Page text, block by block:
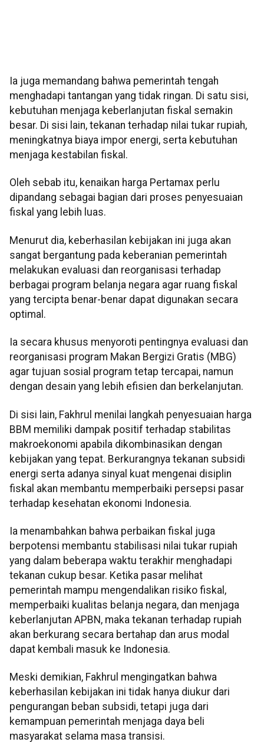
Ia juga memandang bahwa pemerintah tengah
menghadapi tantangan yang tidak ringan. Di satu sisi,
kebutuhan menjaga keberlanjutan fiskal semakin
besar. Di sisi lain, tekanan terhadap nilai tukar rupiah,
meningkatnya biaya impor energi, serta kebutuhan
menjaga kestabilan fiskal.
Oleh sebab itu, kenaikan harga Pertamax perlu
dipandang sebagai bagian dari proses penyesuaian
fiskal yang lebih luas.
Menurut dia, keberhasilan kebijakan ini juga akan
sangat bergantung pada keberanian pemerintah
melakukan evaluasi dan reorganisasi terhadap
berbagai program belanja negara agar ruang fiskal
yang tercipta benar-benar dapat digunakan secara
optimal.
Ia secara khusus menyoroti pentingnya evaluasi dan
reorganisasi program Makan Bergizi Gratis (MBG)
agar tujuan sosial program tetap tercapai, namun
dengan desain yang lebih efisien dan berkelanjutan.
Di sisi lain, Fakhrul menilai langkah penyesuaian harga
BBM memiliki dampak positif terhadap stabilitas
makroekonomi apabila dikombinasikan dengan
kebijakan yang tepat. Berkurangnya tekanan subsidi
energi serta adanya sinyal kuat mengenai disiplin
fiskal akan membantu memperbaiki persepsi pasar
terhadap kesehatan ekonomi Indonesia.
Ia menambahkan bahwa perbaikan fiskal juga
berpotensi membantu stabilisasi nilai tukar rupiah
yang dalam beberapa waktu terakhir menghadapi
tekanan cukup besar. Ketika pasar melihat
pemerintah mampu mengendalikan risiko fiskal,
memperbaiki kualitas belanja negara, dan menjaga
keberlanjutan APBN, maka tekanan terhadap rupiah
akan berkurang secara bertahap dan arus modal
dapat kembali masuk ke Indonesia.
Meski demikian, Fakhrul mengingatkan bahwa
keberhasilan kebijakan ini tidak hanya diukur dari
pengurangan beban subsidi, tetapi juga dari
kemampuan pemerintah menjaga daya beli
masyarakat selama masa transisi.